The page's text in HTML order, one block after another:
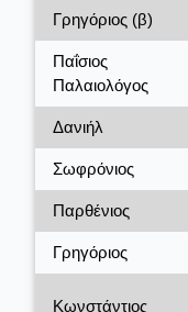
Γρηγόριος (β)
Παΐσιος
Παλαιολόγος
Δανιήλ
Σωφρόνιος
Παρθένιος
Γρηγόριος
Κωνστάντιος